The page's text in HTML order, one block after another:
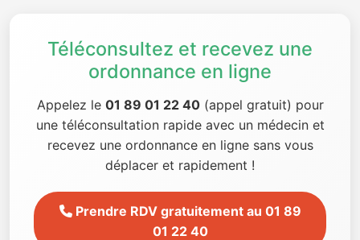
Téléconsultez et recevez une
ordonnance en ligne
Appelez le 01 89 01 22 40(appel gratuit) pour
une téléconsultation rapide avec un médecin et
recevez une ordonnance en ligne sans vous
déplacer et rapidement !
Prendre RDV gratuitement au 01 89
01 22 40